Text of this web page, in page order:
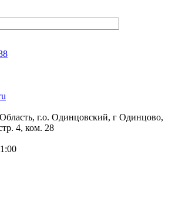
г.о. Одинцовский, г Одинцово,
4, ком. 28